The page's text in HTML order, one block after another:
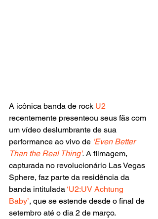
A icônica banda de rock U2
recentemente presenteou seus fãs com
um vídeo deslumbrante de sua
performance ao vivo de 'Even Better
Than the Real Thing'. A filmagem,
capturada no revolucionário Las Vegas
Sphere, faz parte da residência da
banda intitulada ‘U2:UV Achtung
Baby’, que se estende desde o final de
setembro até o dia 2 de março.